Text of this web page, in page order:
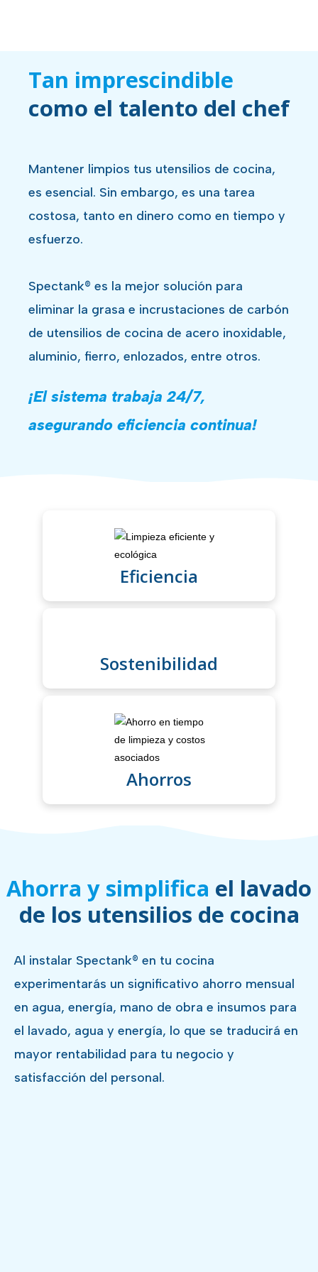
Tan imprescindible
como el talento del chef
Mantener limpios tus utensilios de cocina,
es esencial. Sin embargo, es una tarea
costosa, tanto en dinero como en tiempo y
esfuerzo.
Spectank® es la mejor solución para
eliminar la grasa e incrustaciones de carbón
de utensilios de cocina de acero inoxidable,
aluminio, fierro, enlozados, entre otros.
¡El sistema trabaja 24/7,
asegurando eficiencia continua!
Eficiencia
Sostenibilidad
Ahorros
Ahorra y simplifica el lavado
de los utensilios de cocina
Al instalar Spectank® en tu cocina
experimentarás un significativo ahorro mensual
en agua, energía, mano de obra e insumos para
el lavado, agua y energía, lo que se traducirá en
mayor rentabilidad para tu negocio y
satisfacción del personal.